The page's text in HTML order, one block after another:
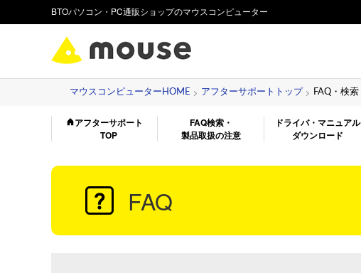
BTOパソコン・PC通販ショップのマウスコンピューター
マウスコンピューターHOME アフターサポートトップ FAQ・検索
アフターサポート
TOP
FAQ検索・
製品取扱の注意
ドライバ・マニュアル
ダウンロード
FAQ